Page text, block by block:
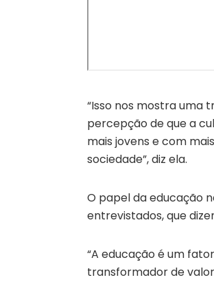
“Isso nos mostra uma
percepção de que a
mais jovens e com
sociedade”, diz ela.
O papel da educação
entrevistados, que
“A educação é um
transformador de